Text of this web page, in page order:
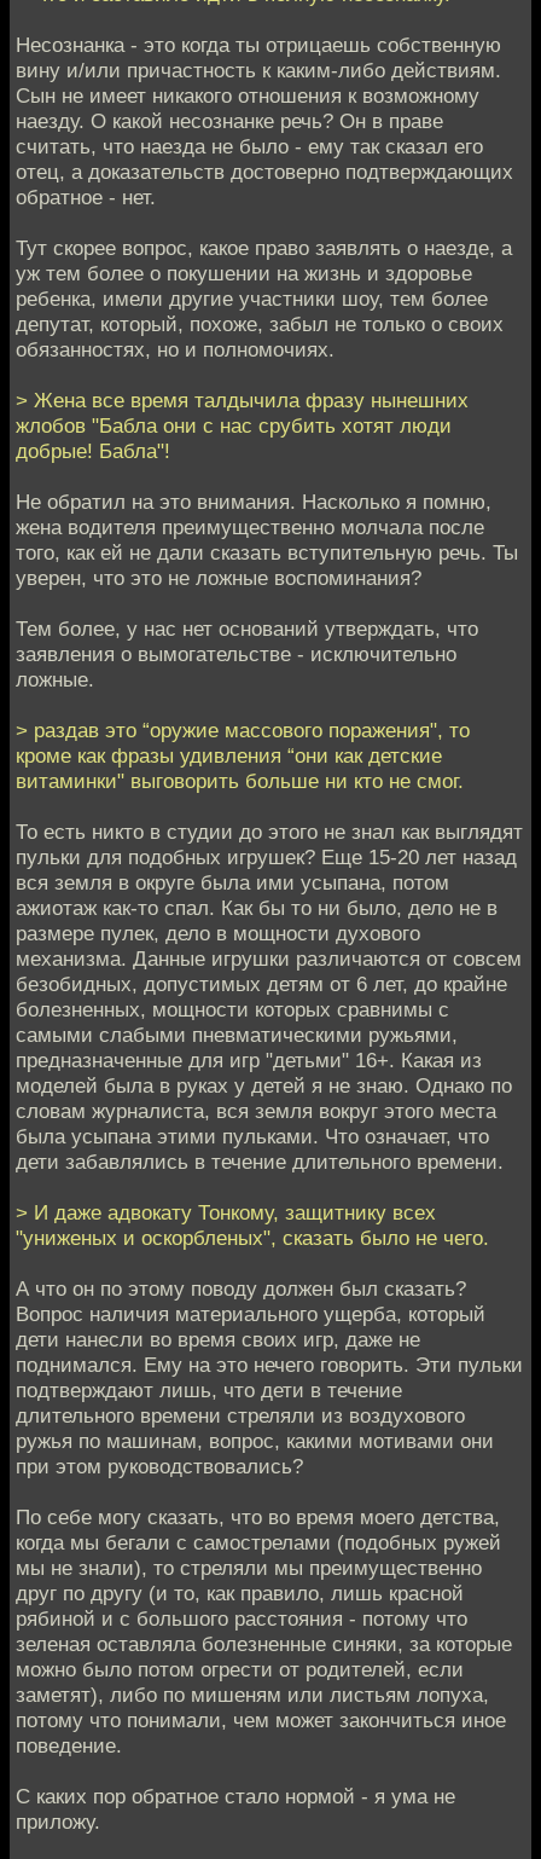
Несознанка - это когда ты отрицаешь собственную
вину и/или причастность к каким-либо действиям.
Сын не имеет никакого отношения к возможному
наезду. О какой несознанке речь? Он в праве
считать, что наезда не было - ему так сказал его
отец, а доказательств достоверно подтверждающих
обратное - нет.
Тут скорее вопрос, какое право заявлять о наезде, а
уж тем более о покушении на жизнь и здоровье
ребенка, имели другие участники шоу, тем более
депутат, который, похоже, забыл не только о своих
обязанностях, но и полномочиях.
> Жена все время талдычила фразу нынешних
жлобов "Бабла они с нас срубить хотят люди
добрые! Бабла"!
Не обратил на это внимания. Насколько я помню,
жена водителя преимущественно молчала после
того, как ей не дали сказать вступительную речь. Ты
уверен, что это не ложные воспоминания?
Тем более, у нас нет оснований утверждать, что
заявления о вымогательстве - исключительно
ложные.
> раздав это “оружие массового поражения", то
кроме как фразы удивления “они как детские
витаминки" выговорить больше ни кто не смог.
То есть никто в студии до этого не знал как выглядят
пульки для подобных игрушек? Еще 15-20 лет назад
вся земля в округе была ими усыпана, потом
ажиотаж как-то спал. Как бы то ни было, дело не в
размере пулек, дело в мощности духового
механизма. Данные игрушки различаются от совсем
безобидных, допустимых детям от 6 лет, до крайне
болезненных, мощности которых сравнимы с
самыми слабыми пневматическими ружьями,
предназначенные для игр "детьми" 16+. Какая из
моделей была в руках у детей я не знаю. Однако по
словам журналиста, вся земля вокруг этого места
была усыпана этими пульками. Что означает, что
дети забавлялись в течение длительного времени.
> И даже адвокату Тонкому, защитнику всех
"униженых и оскорбленых", сказать было не чего.
А что он по этому поводу должен был сказать?
Вопрос наличия материального ущерба, который
дети нанесли во время своих игр, даже не
поднимался. Ему на это нечего говорить. Эти пульки
подтверждают лишь, что дети в течение
длительного времени стреляли из воздухового
ружья по машинам, вопрос, какими мотивами они
при этом руководствовались?
По себе могу сказать, что во время моего детства,
когда мы бегали с самострелами (подобных ружей
мы не знали), то стреляли мы преимущественно
друг по другу (и то, как правило, лишь красной
рябиной и с большого расстояния - потому что
зеленая оставляла болезненные синяки, за которые
можно было потом огрести от родителей, если
заметят), либо по мишеням или листьям лопуха,
потому что понимали, чем может закончиться иное
поведение.
С каких пор обратное стало нормой - я ума не
приложу.